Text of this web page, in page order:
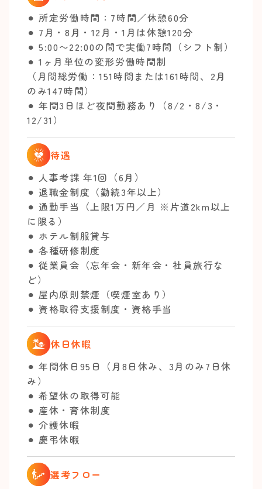
⚫︎ 所定労働時間：7時間／休憩60分
⚫︎ 7月・8月・12月・1月は休憩120分
⚫︎ 5:00〜22:00の間で実働7時間（シフト制）
⚫︎ 1ヶ月単位の変形労働時間制
（月間総労働：151時間または161時間、2月
のみ147時間）
⚫︎ 年間3日ほど夜間勤務あり（8/2・8/3・
12/31）
待遇
⚫︎ 人事考課 年1回（6月）
⚫︎ 退職金制度（勤続3年以上）
⚫︎ 通勤手当（上限1万円／月 ※片道2km以上
に限る）
⚫︎ ホテル制服貸与
⚫︎ 各種研修制度
⚫︎ 従業員会（忘年会・新年会・社員旅行な
ど）
⚫︎ 屋内原則禁煙（喫煙室あり）
⚫︎ 資格取得支援制度・資格手当
休日休暇
⚫︎ 年間休日95日（月8日休み、3月のみ7日休
み）
⚫︎ 希望休の取得可能
⚫︎ 産休・育休制度
⚫︎ 介護休暇
⚫︎ 慶弔休暇
選考フロー